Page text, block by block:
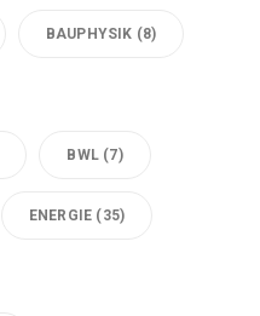
BAUPHYSIK (8)
BWL (7)
ENERGIE (35)